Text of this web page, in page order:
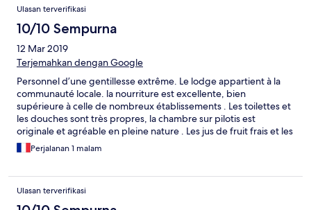
Ulasan terverifikasi
10/10 Sempurna
12 Mar 2019
Terjemahkan dengan Google
Personnel d’une gentillesse extrême. Le lodge appartient à la
communauté locale. la nourriture est excellente, bien
supérieure à celle de nombreux établissements . Les toilettes et
les douches sont très propres, la chambre sur pilotis est
originale et agréable en pleine nature . Les jus de fruit frais et les
pancakes cuisinés par Jackson sont plus qu’excellents. Et en
plus le paiement du séjour,géré par un groupe de femmes très
des activités de reboisement La vue sur le Kilimandjaro est
unique et pour cette game de prix cet établissement est
exceptionnel.
Perjalanan 1 malam
Ulasan terverifikasi